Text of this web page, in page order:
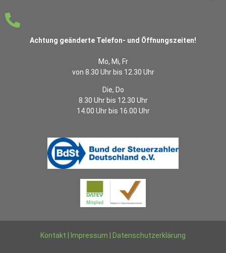
Achtung geänderte Telefon- und Öffnungszeiten!
Mo, Mi, Fr
von 8.30 Uhr bis 12.30 Uhr
Die, Do
8.30 Uhr bis 12.30 Uhr
14.00 Uhr bis 16.00 Uhr
Kontakt Impressum Datenschutzerklärung